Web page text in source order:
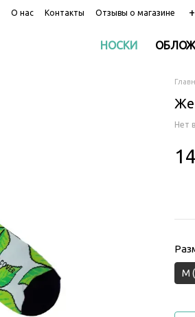
О нас Контакты Отзывы о магазине
НОСКИ
Нет
M